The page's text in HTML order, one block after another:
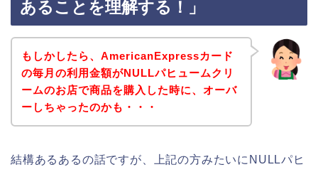
あることを理解する！」
もしかしたら、AmericanExpressカード
の毎月の利用金額がNULLパヒュームクリ
ームのお店で商品を購入した時に、オーバ
ーしちゃったのかも・・・
結構あるあるの話ですが、上記の方みたいにNULLパヒ